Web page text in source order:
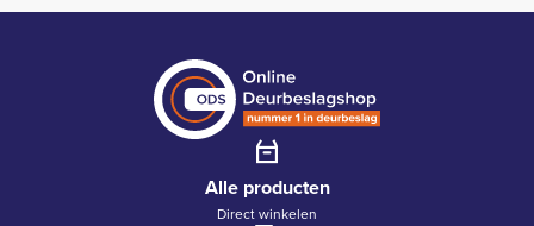
Alle producten
Direct winkelen